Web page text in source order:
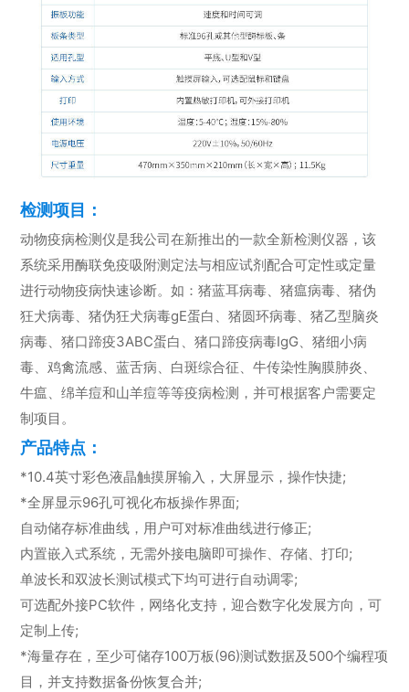
检测项目：
动物疫病检测仪是我公司在新推出的一款全新检测仪器，该
系统采用酶联免疫吸附测定法与相应试剂配合可定性或定量
进行动物疫病快速诊断。如：猪蓝耳病毒、猪瘟病毒、猪伪
狂犬病毒、猪伪狂犬病毒gE蛋白、猪圆环病毒、猪乙型脑炎
病毒、猪口蹄疫3ABC蛋白、猪口蹄疫病毒IgG、猪细小病
毒、鸡禽流感、蓝舌病、白斑综合征、牛传染性胸膜肺炎、
牛瘟、绵羊痘和山羊痘等等疫病检测，并可根据客户需要定
制项目。
产品特点：
*10.4英寸彩色液晶触摸屏输入，大屏显示，操作快捷;
*全屏显示96孔可视化布板操作界面;
自动储存标准曲线，用户可对标准曲线进行修正;
内置嵌入式系统，无需外接电脑即可操作、存储、打印;
单波长和双波长测试模式下均可进行自动调零;
可选配外接PC软件，网络化支持，迎合数字化发展方向，可
定制上传;
*海量存在，至少可储存100万板(96)测试数据及500个编程项
目，并支持数据备份恢复合并;